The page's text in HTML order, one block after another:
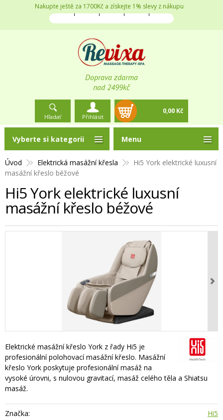
Doprava zdarma
nad 2499kč
Nakupte ještě za 1700Kč a získejte 1% slevy z nákupu
Hľadať Přihlásit
0,00 Kč
Úvod Elektrická masážní křesla
Hi5 York elektrické luxusní
masážní křeslo béžové
Hi5 York elektrické luxusní
masážní křeslo béžové
Elektrické masážní křeslo York z řady Hi5 je
profesionální polohovací masážní křeslo. Masážní
křeslo York poskytuje profesionální masáž na
vysoké úrovni, s nulovou gravitací, masáž celého těla a Shiatsu
masáž.
Značka:
Hi5
Vyberte si kategorii Menu